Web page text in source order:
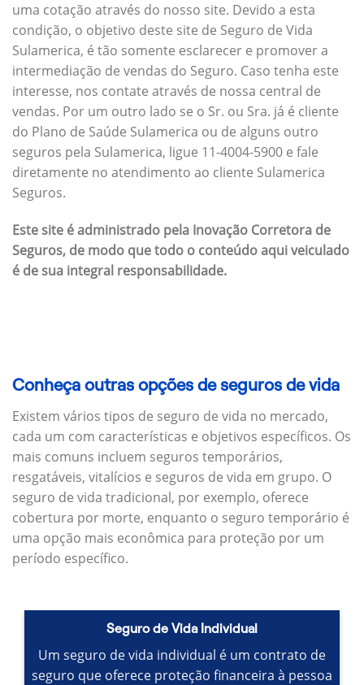
uma cotação através do nosso site. Devido a esta
condição, o objetivo deste site de Seguro de Vida
Sulamerica, é tão somente esclarecer e promover a
intermediação de vendas do Seguro. Caso tenha este
interesse, nos contate através de nossa central de
vendas. Por um outro lado se o Sr. ou Sra. já é cliente
do Plano de Saúde Sulamerica ou de alguns outro
seguros pela Sulamerica, ligue 11-4004-5900 e fale
diretamente no atendimento ao cliente Sulamerica
Seguros.
Este site é administrado pela Inovação Corretora de
Seguros, de modo que todo o conteúdo aqui veiculado
é de sua integral responsabilidade.
Conheça outras opções de seguros de vida
Existem vários tipos de seguro de vida no mercado,
cada um com características e objetivos específicos. Os
mais comuns incluem seguros temporários,
resgatáveis, vitalícios e seguros de vida em grupo. O
seguro de vida tradicional, por exemplo, oferece
cobertura por morte, enquanto o seguro temporário é
uma opção mais econômica para proteção por um
período específico.
Seguro de Vida Individual
Um seguro de vida individual é um contrato de
seguro que oferece proteção financeira à pessoa